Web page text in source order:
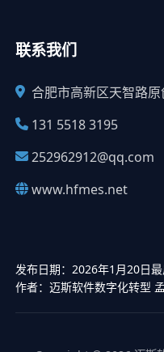
联系我们
合肥市高新区天智路
131 5518 3195
252962912@qq.com
www.hfmes.net
发布日期：2026年1月20日
作者：迈斯软件数字化转型